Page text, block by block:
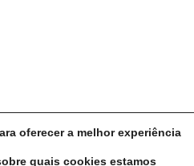
oferecer a melhor experiência
quais cookies estamos